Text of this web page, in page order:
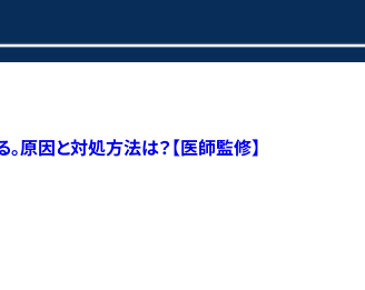
原因と対処方法は？【医師監修】